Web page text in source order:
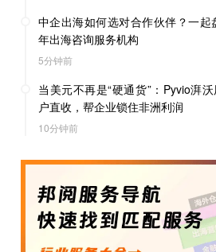
中企出海如何选对合作伙伴？一起
年出海咨询服务机构
5分钟前
当美元不再是“硬通货”：Pyvio湃
户直收，帮企业锁住非洲利润
10分钟前